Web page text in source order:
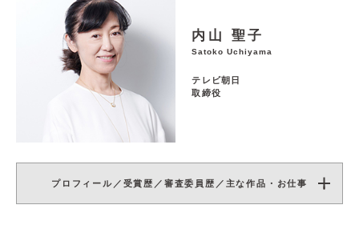
内山 聖子
Satoko Uchiyama
テレビ朝日
取締役
プロフィール／受賞歴／審査委員歴／主な作品・お仕事